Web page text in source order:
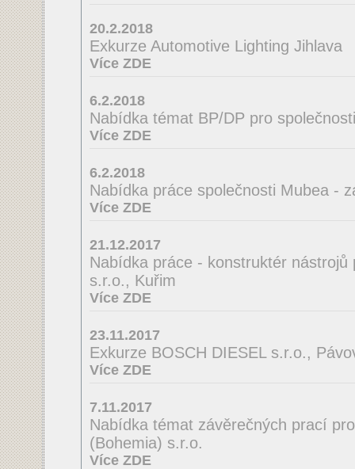
20.2.2018
Exkurze Automotive Lighting Jihlava
Více ZDE
6.2.2018
Nabídka témat BP/DP pro
Více ZDE
6.2.2018
Nabídka práce společnosti Mubea -
Více ZDE
21.12.2017
Nabídka práce - konstruktér
s.r.o., Kuřim
Více ZDE
23.11.2017
Exkurze BOSCH DIESEL s.r.o.,
Více ZDE
7.11.2017
Nabídka témat závěrečných prací
(Bohemia) s.r.o.
Více ZDE